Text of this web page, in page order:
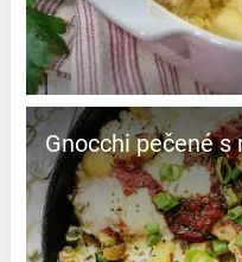
Gnocchi pečené